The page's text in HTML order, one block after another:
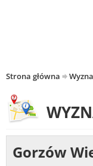
Strona główna
Gorzów